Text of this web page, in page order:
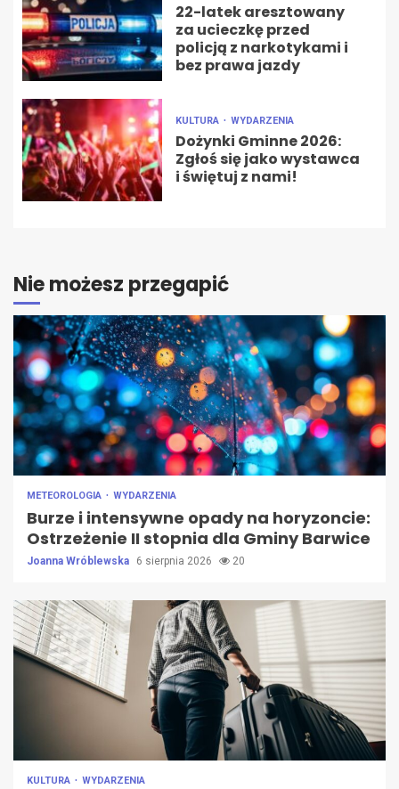
22-latek aresztowany
za ucieczkę przed
policją z narkotykami i
bez prawa jazdy
KULTURA WYDARZENIA
Dożynki Gminne 2026:
Zgłoś się jako wystawca
i świętuj z nami!
Nie możesz przegapić
METEOROLOGIA WYDARZENIA
Burze i intensywne opady na horyzoncie:
Ostrzeżenie II stopnia dla Gminy Barwice
Joanna Wróblewska 6 sierpnia 2026 20
KULTURA WYDARZENIA